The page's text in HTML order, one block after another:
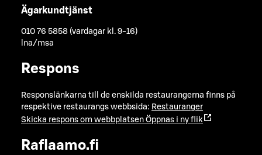
Ägarkundtjänst
010 76 5858 (vardagar kl. 9-16)
lna/msa
Respons
Responslänkarna till de enskilda restaurangerna finns på
respektive restaurangs webbsida: Restauranger
Skicka respons om webbplatsen Öppnas i ny flik
Raflaamo.fi